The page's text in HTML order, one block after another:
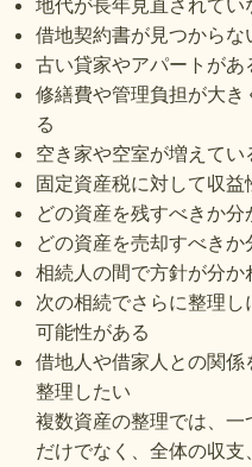
地代が長年見直されてい
借地契約書が見つからな
古い貸家やアパートがあ
修繕費や管理負担が大き
る
空き家や空室が増えてい
固定資産税に対して収益
どの資産を残すべきか分
どの資産を売却すべきか
相続人の間で方針が分か
次の相続でさらに整理し
可能性がある
借地人や借家人との関係
整理したい
複数資産の整理では、一
だけでなく、全体の収支